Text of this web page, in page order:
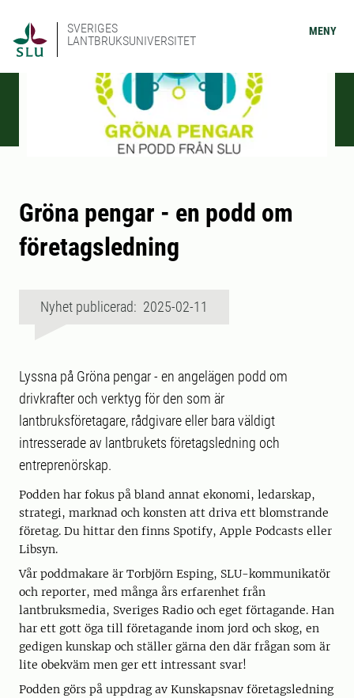
SVERIGES
LANTBRUKSUNIVERSITET
MENY
Gröna pengar - en podd om
företagsledning
Nyhet publicerad: 2025-02-11
Lyssna på Gröna pengar - en angelägen podd om
drivkrafter och verktyg för den som är
lantbruksföretagare, rådgivare eller bara väldigt
intresserade av lantbrukets företagsledning och
entreprenörskap.
Podden har fokus på bland annat ekonomi, ledarskap,
strategi, marknad och konsten att driva ett blomstrande
företag. Du hittar den finns Spotify, Apple Podcasts eller
Libsyn.
Vår poddmakare är Torbjörn Esping, SLU-kommunikatör
och reporter, med många års erfarenhet från
lantbruksmedia, Sveriges Radio och eget förtagande. Han
har ett gott öga till företagande inom jord och skog, en
gedigen kunskap och ställer gärna den där frågan som är
lite obekväm men ger ett intressant svar!
Podden görs på uppdrag av Kunskapsnav företagsledning